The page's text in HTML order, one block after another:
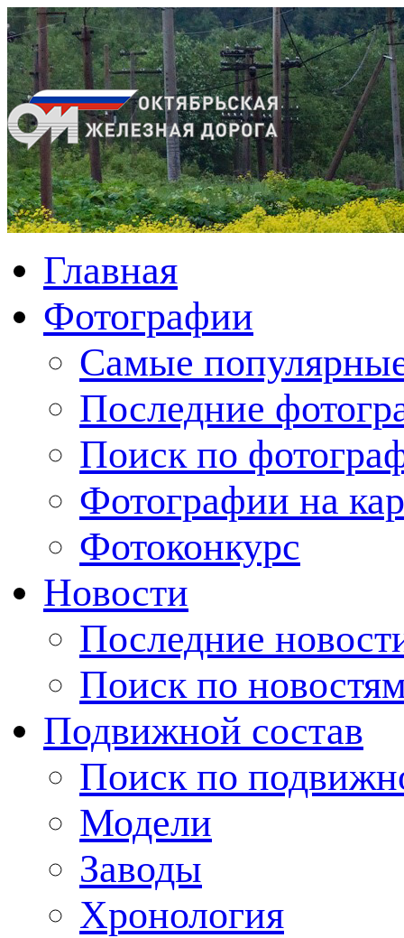
Главная
Фотографии
Cамые
Последние
Поиск по
Фотографии на
Фотоконкурс
Новости
Последние
Поиск по
Подвижной состав
Поиск по
Модели
Заводы
Хронология